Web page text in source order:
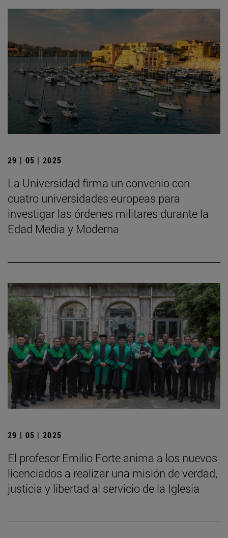
29 | 05 | 2025
La Universidad firma un convenio con
cuatro universidades europeas para
investigar las órdenes militares durante la
Edad Media y Moderna
29 | 05 | 2025
El profesor Emilio Forte anima a los nuevos
licenciados a realizar una misión de verdad,
justicia y libertad al servicio de la Iglesia